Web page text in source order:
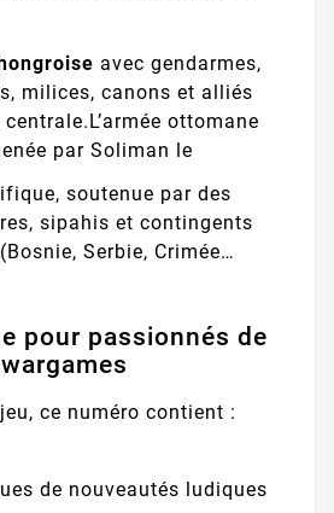
avec gendarmes,
milices, canons et alliés
centrale.L’armée ottomane
par Soliman le
soutenue par des
sipahis et contingents
Serbie, Crimée…
pour passionnés de
wargames
ce numéro contient :
de nouveautés ludiques